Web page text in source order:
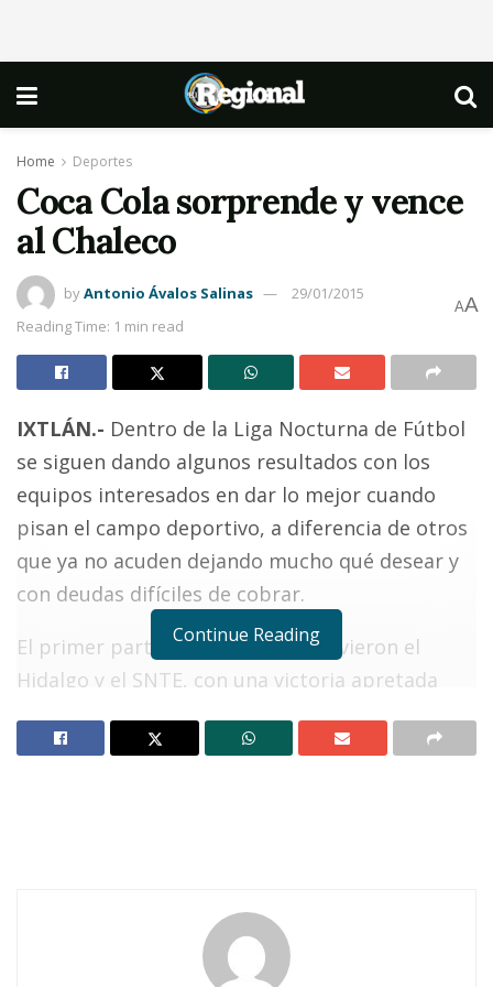
Home Deportes
Coca Cola sorprende y vence
al Chaleco
byAntonio Ávalos Salinas
29/01/2015
Reading Time: 1 min read
AA
IXTLÁN.- Dentro de la Liga Nocturna de Fútbol
se siguen dando algunos resultados con los
equipos interesados en dar lo mejor cuando
pisan el campo deportivo, a diferencia de otros
que ya no acuden dejando mucho qué desear y
con deudas difíciles de cobrar.
El primer partido fue el que sostuvieron el
Hidalgo y el SNTE, con una victoria apretada
De esto dieron testimonio la terna de
Heriberto Anaya. Por los maestros los
hermanos Arredondo, Rafael e Israel.
Continue Reading